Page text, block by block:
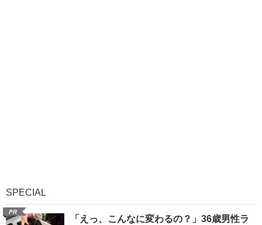
SPECIAL
PR
「えっ、こんなに変わるの？」36歳男性ラ